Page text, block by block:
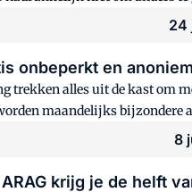
gespreksverslagen en
onbeperkt en
trekken alles uit de kast om
maandelijks bijzondere
krijg je de helft